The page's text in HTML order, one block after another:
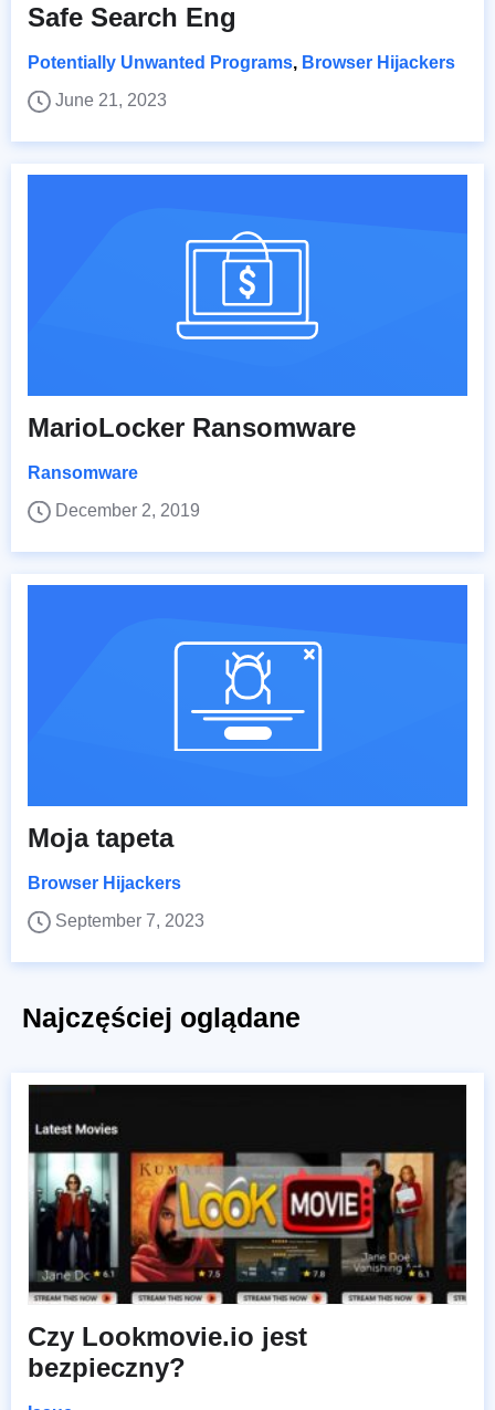
Safe Search Eng
Potentially Unwanted Programs, Browser Hijackers
June 21, 2023
MarioLocker Ransomware
Ransomware
December 2, 2019
Moja tapeta
Browser Hijackers
September 7, 2023
Najczęściej oglądane
Czy Lookmovie.io jest
bezpieczny?